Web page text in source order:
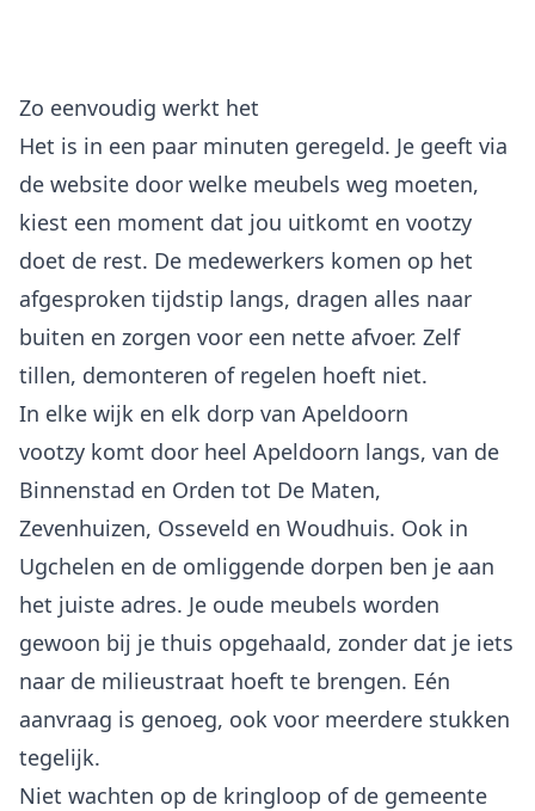
Zo eenvoudig werkt het
Het is in een paar minuten geregeld. Je geeft via
de website door welke meubels weg moeten,
kiest een moment dat jou uitkomt en vootzy
doet de rest. De medewerkers komen op het
afgesproken tijdstip langs, dragen alles naar
buiten en zorgen voor een nette afvoer. Zelf
tillen, demonteren of regelen hoeft niet.
In elke wijk en elk dorp van Apeldoorn
vootzy komt door heel Apeldoorn langs, van de
Binnenstad en Orden tot De Maten,
Zevenhuizen, Osseveld en Woudhuis. Ook in
Ugchelen en de omliggende dorpen ben je aan
het juiste adres. Je oude meubels worden
gewoon bij je thuis opgehaald, zonder dat je iets
naar de milieustraat hoeft te brengen. Eén
aanvraag is genoeg, ook voor meerdere stukken
tegelijk.
Niet wachten op de kringloop of de gemeente